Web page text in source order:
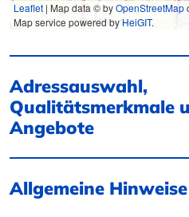
Leaflet | Map data © byOpenStreetMap
Map service powered byHeiGIT.
Adressauswahl,
Qualitätsmerkmale
Angebote
Allgemeine Hinweise